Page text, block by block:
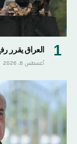
العراق يقرر
أغسطس 6, 2026